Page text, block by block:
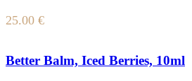
25.00 €
Better Balm, Iced Berries, 10ml